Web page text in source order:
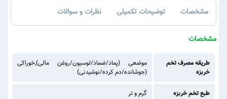
مشخصات توضیحات تکمیلی نظرات و سوالات
مشخصات
طریقه مصرف تخم
خربزه
موضعی (پماد/ضماد/لوسیون/روغن مالی),خوراکی
(جوشانده/دم کرده/نوشیدنی)
طبع تخم خربزه گرم و تر